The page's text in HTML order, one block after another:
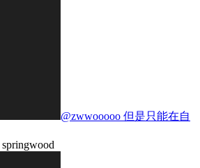
@zwwooooo 但是只能在自
springwood